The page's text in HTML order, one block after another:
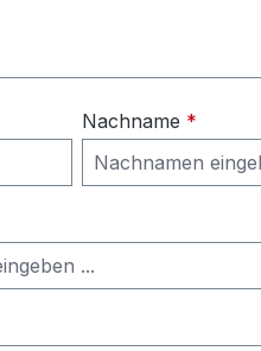
Nachname *